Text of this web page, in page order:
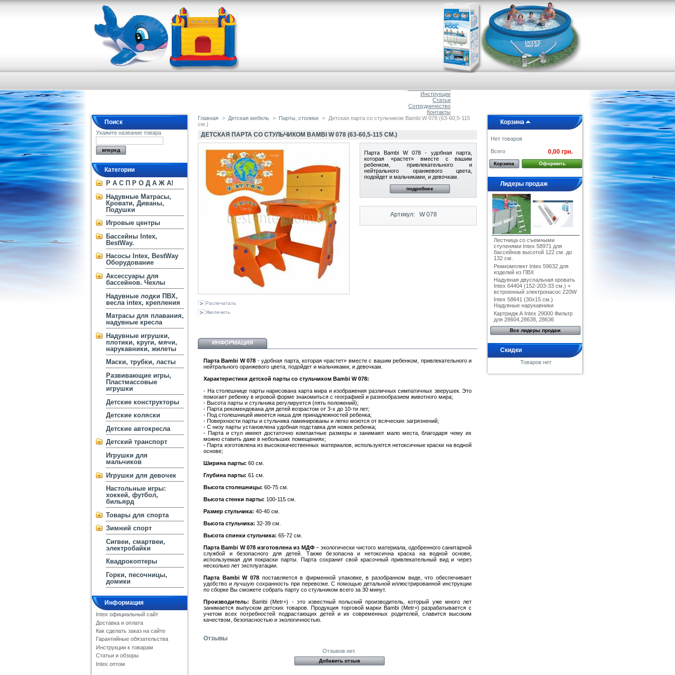
Инструкции
Статьи
Сотрудничество
Контакты
Поиск
Укажите название товара
Категории
Р А С П Р О Д А Ж А!
Надувные Матрасы,
Кровати, Диваны,
Подушки
Игровые центры
Бассейны Intex,
BestWay.
Насосы Intex, BestWay
Оборудование
Аксессуары для
бассейнов. Чехлы
Надувные лодки ПВХ,
весла intex, крепления
Матрасы для плавания,
надувные кресла
Надувные игрушки,
плотики, круги, мячи,
нарукавники, жилеты
Маски, трубки, ласты
Развивающие игры,
Пластмассовые
игрушки
Детские конструкторы
Детские коляски
Детские автокресла
Детский транспорт
Игрушки для
мальчиков
Игрушки для девочек
Настольные игры:
хоккей, футбол,
бильярд
Товары для спорта
Зимний спорт
Сигвеи, смартвеи,
электробайки
Квадрокоптеры
Горки, песочницы,
домики
Информация
Intex официальный сайт
Доставка и оплата
Как сделать заказ на сайте
Гарантийные обязательства
Инструкции к товарам
Статьи и обзоры
Intex оптом
Главная > Детская мебель > Парты, столики >
Детская парта со стульчиком Bambi W 078 (63-60,5-115
см.)
ДЕТСКАЯ ПАРТА СО СТУЛЬЧИКОМ BAMBI W 078 (63-60,5-115 СМ.)
Распечатать
Увеличить
Парта Bambi W 078 - удобная парта,
которая «растет» вместе с вашим
ребенком, привлекательного и
нейтрального оранжевого цвета,
подойдет и мальчиками, и девочкам.
подробнее
Артикул: W 078
ИНФОРМАЦИЯ
Парта Bambi W 078 - удобная парта, которая «растет» вместе с вашим ребенком, привлекательного и
нейтрального оранжевого цвета, подойдет и мальчиками, и девочкам.
Характеристики детской парты со стульчиком Bambi W 078:
- На столешнице парты нарисована карта мира и изображения различных симпатичных зверушек. Это
помогает ребенку в игровой форме знакомиться с географией и разнообразием животного мира;
- Высота парты и стульчика регулируется (пять положений);
- Парта рекомендована для детей возрастом от 3-х до 10-ти лет;
- Под столешницей имеется ниша для принадлежностей ребенка;
- Поверхности парты и стульчика ламинированы и легко моются от всяческих загрязнений;
- С низу парты установлена удобная подставка для ножек ребенка;
- Парта и стул имеют достаточно компактные размеры и занимают мало места, благодаря чему их
можно ставить даже в небольших помещениях;
- Парта изготовлена из высококачественных материалов, используются нетоксичные краски на водной
основе;
Ширина парты: 60 см.
Глубина парты: 61 см.
Высота столешницы: 60-75 см.
Высота стенки парты: 100-115 см.
Размер стульчика: 40-40 см.
Высота стульчика: 32-39 см.
Высота спинки стульчика: 65-72 см.
Парта Bambi W 078 изготовлена из МДФ– экологически чистого материала, одобренного санитарной
службой и безопасного для детей. Также безопасна и нетоксична краска на водной основе,
используемая для покраски парты. Парта сохранит свой красочный привлекательный вид и через
несколько лет эксплуатации.
Парта Bambi W 078 поставляется в фирменной упаковке, в разобранном виде, что обеспечивает
удобство и лучшую сохранность при перевозке. С помощью детальной иллюстрированной инструкции
по сборке Вы сможете собрать парту со стульчиком всего за 30 минут.
Производитель: Bambi (Metr+) - это известный польский производитель, который уже много лет
занимается выпуском детских товаров. Продукция торговой марки Bambi (Metr+) разрабатывается с
учетом всех потребностей подрастающих детей и их современных родителей, славится высоким
качеством, безопасностью и экологичностью.
Отзывы
Отзывов нет.
Корзина
Нет товаров
Всего 0,00 грн.
Корзина Оформить
Лидеры продаж
Лестница со съемными
ступенями Intex 58971 для
бассейнов высотой 122 см. до
132 см.
Ремкомплект Intex 59632 для
изделий из ПВХ
Надувная двуспальная кровать
Intex 64404 (152-203-33 см.) +
встроенный электронасос 220W
Intex 58641 (30x15 см.)
Надувные нарукавники
Картридж А Intex 29000 Фильтр
для 28604,28638, 28636
Все лидеры продаж
Скидки
Товаров нет